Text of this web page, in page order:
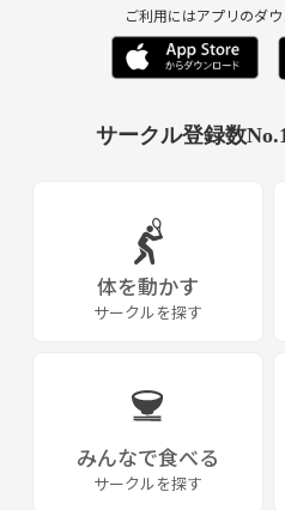
ご利用にはアプリのダ
サークル登録数
体を動かす
サークルを探す
みんなで食べる
サークルを探す